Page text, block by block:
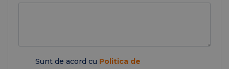
Sunt de acord cu Politica de